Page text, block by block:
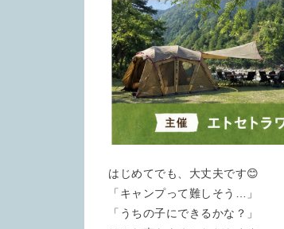
はじめてでも、大丈夫です😊
「キャンプって難しそう…」
「うちの子にできるかな？」